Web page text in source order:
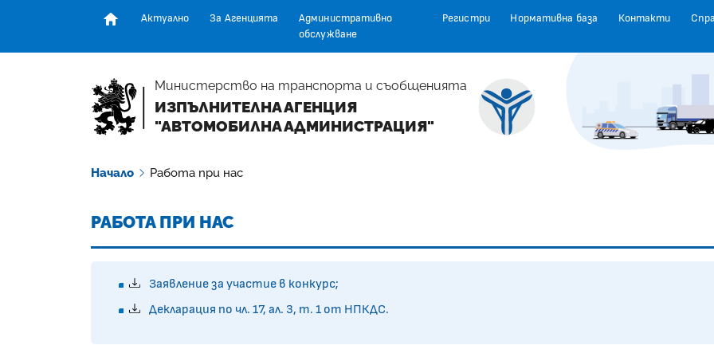
Актуално За Агенцията
Административно
обслужване
Регистри Нормативна база Контакти
Министерство на транспорта и съобщенията
ИЗПЪЛНИТЕЛНА АГЕНЦИЯ
"АВТОМОБИЛНА АДМИНИСТРАЦИЯ"
Начало Работа при нас
РАБОТА ПРИ НАС
Заявление за участие в конкурс;
Декларация по чл. 17, ал. 3, т. 1 от НПКДС.